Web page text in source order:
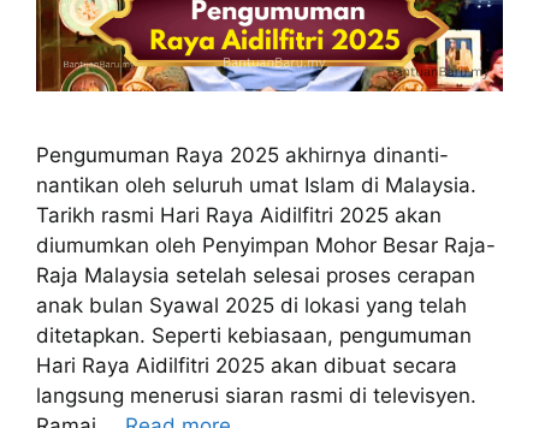
Pengumuman Raya 2025 akhirnya dinanti-
nantikan oleh seluruh umat Islam di Malaysia.
Tarikh rasmi Hari Raya Aidilfitri 2025 akan
diumumkan oleh Penyimpan Mohor Besar Raja-
Raja Malaysia setelah selesai proses cerapan
anak bulan Syawal 2025 di lokasi yang telah
ditetapkan. Seperti kebiasaan, pengumuman
Hari Raya Aidilfitri 2025 akan dibuat secara
langsung menerusi siaran rasmi di televisyen.